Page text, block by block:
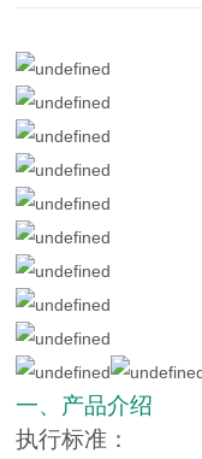
一、产品介绍
执行标准：